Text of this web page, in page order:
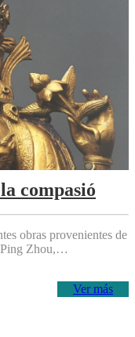
compasió
obras provenientes de
Ping Zhou,…
Ver más